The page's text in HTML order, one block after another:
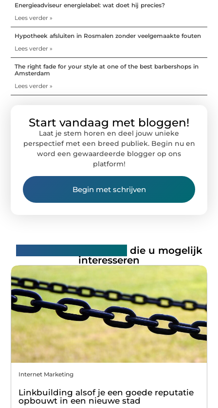
Energieadviseur energielabel: wat doet hij precies?
Lees verder »
Hypotheek afsluiten in Rosmalen zonder veelgemaakte fouten
Lees verder »
The right fade for your style at one of the best barbershops in
Amsterdam
Lees verder »
Start vandaag met bloggen!
Laat je stem horen en deel jouw unieke
perspectief met een breed publiek. Begin nu en
word een gewaardeerde blogger op ons
platform!
Begin met schrijven
die u mogelijk
interesseren
Internet Marketing
Linkbuilding alsof je een goede reputatie
opbouwt in een nieuwe stad